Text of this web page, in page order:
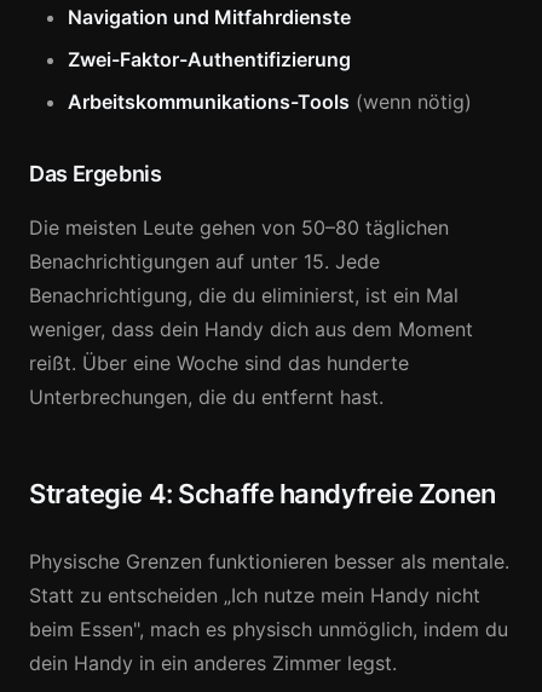
Navigation und Mitfahrdienste
Zwei-Faktor-Authentifizierung
Arbeitskommunikations-Tools (wenn nötig)
Das Ergebnis
Die meisten Leute gehen von 50–80 täglichen
Benachrichtigungen auf unter 15. Jede
Benachrichtigung, die du eliminierst, ist ein Mal
weniger, dass dein Handy dich aus dem Moment
reißt. Über eine Woche sind das hunderte
Unterbrechungen, die du entfernt hast.
Strategie 4: Schaffe handyfreie Zonen
Physische Grenzen funktionieren besser als mentale.
Statt zu entscheiden „Ich nutze mein Handy nicht
beim Essen", mach es physisch unmöglich, indem du
dein Handy in ein anderes Zimmer legst.